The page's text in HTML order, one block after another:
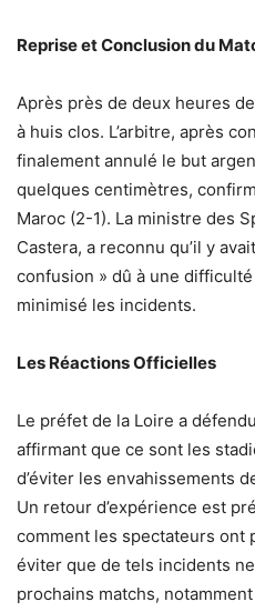
Reprise et Conclusion du
Après près de deux heures
à huis clos. L’arbitre, après
finalement annulé le but
quelques centimètres,
Maroc (2-1). La ministre des
Castera, a reconnu qu’il y
confusion » dû à une difficulté
minimisé les incidents.
Les Réactions Officielles
Le préfet de la Loire a
affirmant que ce sont les
d’éviter les envahissements
Un retour d’expérience est
comment les spectateurs ont
éviter que de tels incidents
prochains matchs,